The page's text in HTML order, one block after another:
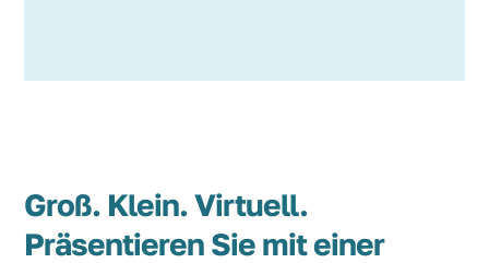
Groß. Klein. Virtuell.
Präsentieren Sie mit einer